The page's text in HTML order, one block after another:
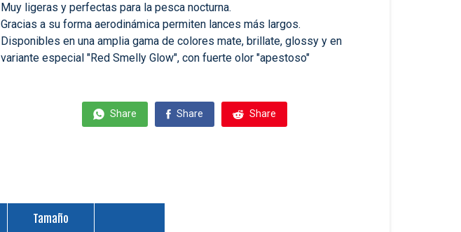
Muy ligeras y perfectas para la pesca nocturna.
Gracias a su forma aerodinámica permiten lances más largos.
Disponibles en una amplia gama de colores mate, brillate, glossy y en
variante especial "Red Smelly Glow", con fuerte olor "apestoso"
Share Share Share
Tamaño